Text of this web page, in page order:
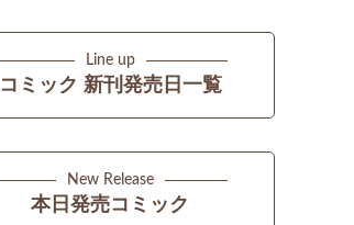
Line up
コミック 新刊発売日一覧
New Release
本日発売コミック